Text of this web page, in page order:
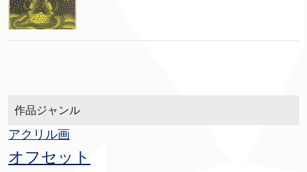
作品ジャンル
アクリル画
オフセット